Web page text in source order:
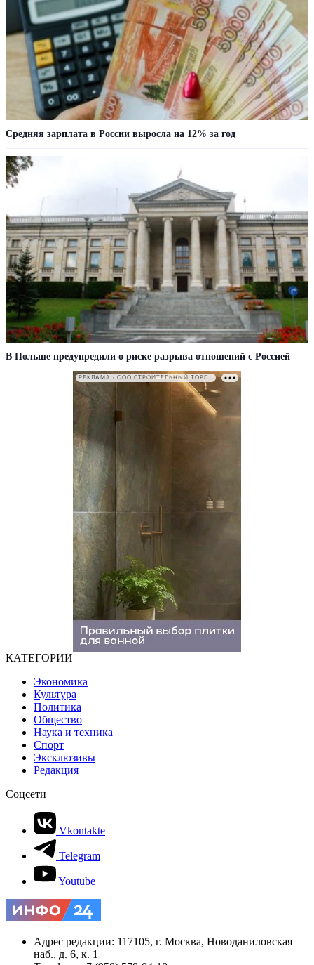
Средняя зарплата в России выросла на 12% за год
В Польше предупредили о риске разрыва отношений с Россией
РЕКЛАМА • ООО СТРОИТЕЛЬНЫЙ ТОРГОВЫЙ ДОМ «ПЕТРОВИЧ». ИНН: 7802348846
КАТЕГОРИИ
Экономика
Культура
Политика
Общество
Наука и техника
Спорт
Эксклюзивы
Редакция
Соцсети
Vkontakte
Telegram
Youtube
Адрес редакции: 117105, г. Москва, Новоданиловская
наб., д. 6, к. 1